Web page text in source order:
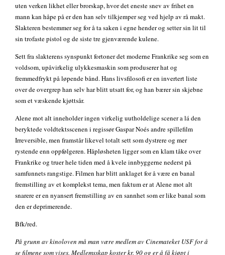
uten verken likhet eller brorskap, hvor det eneste snev av frihet en
mann kan håpe på er den han selv tilkjemper seg ved hjelp av rå makt.
Slakteren bestemmer seg for å ta saken i egne hender og setter sin lit til
sin trofaste pistol og de siste tre gjenværende kulene.
Sett fra slakterens synspunkt fortoner det moderne Frankrike seg som en
voldsom, upåvirkelig ulykkesmaskin som produserer hat og
fremmedfrykt på løpende bånd. Hans livsfilosofi er en invertert liste
over de overgrep han selv har blitt utsatt for, og han bærer sin skjebne
som et væskende kjøttsår.
Alene mot alt inneholder ingen virkelig uutholdelige scener a lá den
beryktede voldtektsscenen i regissør Gaspar Noés andre spillefilm
Irreversible, men framstår likevel totalt sett som dystrere og mer
rystende enn oppfølgeren. Håpløsheten ligger som en klam tåke over
Frankrike og truer hele tiden med å kvele innbyggerne nederst på
samfunnets rangstige. Filmen har blitt anklaget for å være en banal
fremstilling av et komplekst tema, men faktum er at Alene mot alt
snarere er en nyansert fremstilling av en sannhet som er like banal som
den er deprimerende.
Bfk/red.
På grunn av kinoloven må man være medlem av Cinemateket USF for å
se filmene som vises. Medlemsskap koster kr. 90 og er å få kjøpt i